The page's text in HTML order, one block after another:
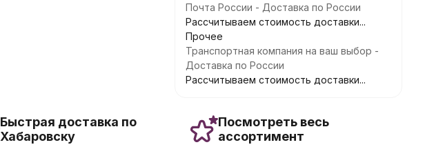
Почта России - Доставка по России
Рассчитываем стоимость доставки...
Прочее
Транспортная компания на ваш выбор -
Доставка по России
Рассчитываем стоимость доставки...
Быстрая доставка по
Хабаровску
Посмотреть весь
ассортимент